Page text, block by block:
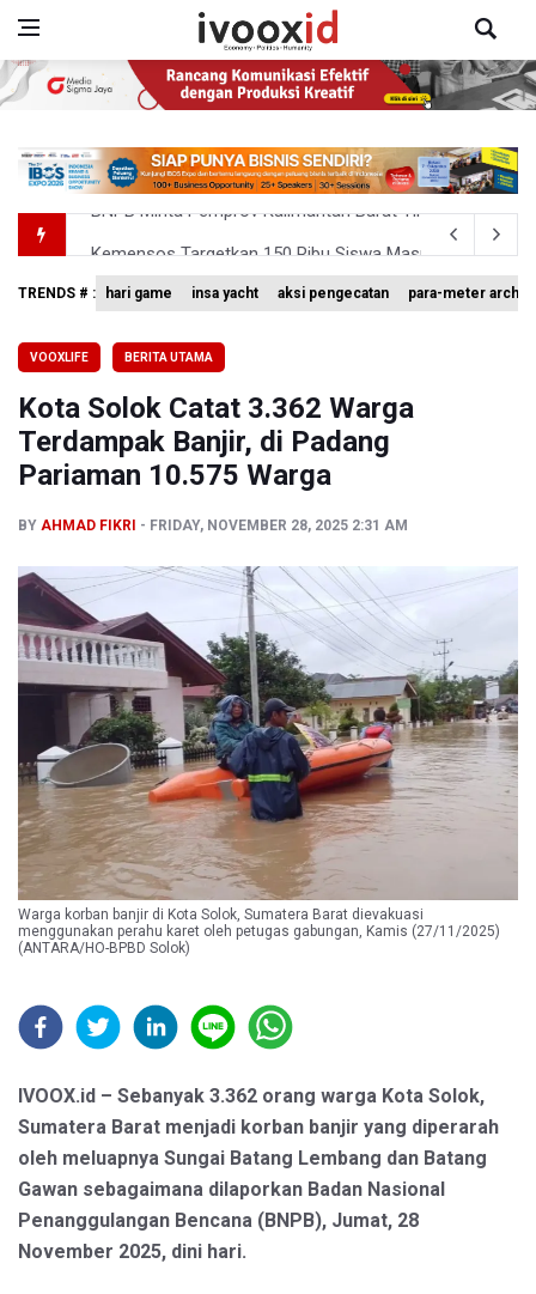
Kemensos Targetkan 150 Ribu Siswa Masuk Program
Pakar: Pengungkapan TPPU Eks Jampidsus Febrie
BPIP: Satu Siswa Sekolah Rakyat Jadi Calon Paskibraka
BNPB Minta Pemprov Kalimantan Barat Tinjau Kembali
TRENDS # : hari game insa yacht aksi pengecatan para-meter
VOOXLIFE BERITA UTAMA
Kota Solok Catat 3.362 Warga
Terdampak Banjir, di Padang
Pariaman 10.575 Warga
BY AHMAD FIKRI FRIDAY, NOVEMBER 28, 2025 2:31 AM
Warga korban banjir di Kota Solok, Sumatera Barat dievakuasi
menggunakan perahu karet oleh petugas gabungan, Kamis (27/11/2025)
(ANTARA/HO-BPBD Solok)
IVOOX.id – Sebanyak 3.362 orang warga Kota Solok,
Sumatera Barat menjadi korban banjir yang diperarah
oleh meluapnya Sungai Batang Lembang dan Batang
Gawan sebagaimana dilaporkan Badan Nasional
Penanggulangan Bencana (BNPB), Jumat, 28
November 2025, dini hari.